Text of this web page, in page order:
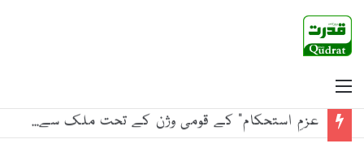
عزمِ استحکام” کے قومی وژن کے تحت ملک سے بیرونی سرپرستی میں ہونے والی دہشت گردی کا مکمل خاتمہ کیا جائے گا ،معاونِ وزیر اعلیٰ بلوچستان برائے اطلاعات و سیاسی امور شاہد رند